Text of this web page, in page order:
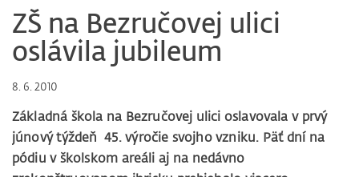
ZŠ na Bezručovej ulici
oslávila jubileum
8. 6. 2010
Základná škola na Bezručovej ulici oslavovala v prvý
júnový týždeň 45. výročie svojho vzniku. Päť dní na
pódiu v školskom areáli aj na nedávno